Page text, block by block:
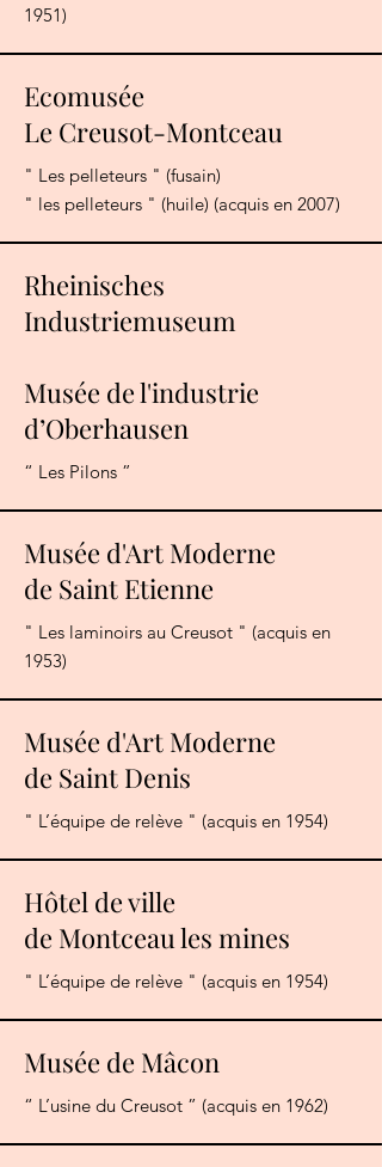
1951)
Ecomusée
Le Creusot-Montceau
" Les pelleteurs " (fusain)
" les pelleteurs " (huile) (acquis en 2007)
Rheinisches
Industriemuseum
Musée de l'industrie
d’Oberhausen
“ Les Pilons ”
Musée d'Art Moderne
de Saint Etienne
" Les laminoirs au Creusot " (acquis en
1953)
Musée d'Art Moderne
de Saint Denis
" L’équipe de relève " (acquis en 1954)
Hôtel de ville
de Montceau les mines
" L’équipe de relève " (acquis en 1954)
Musée de Mâcon
“ L’usine du Creusot ” (acquis en 1962)